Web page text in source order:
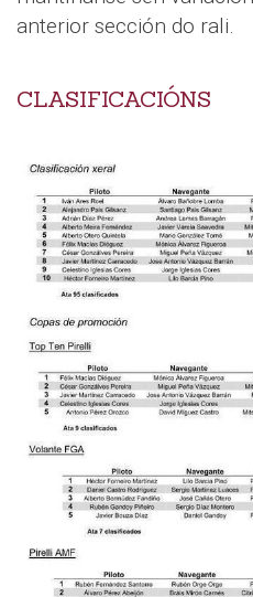
anterior sección do rali.
CLASIFICACIÓNS